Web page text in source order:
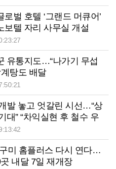
로벌 호텔 ‘그랜드 머큐어’
텔 자리 사무실 개설
유통지도…“나가기 무섭
탕도 배달
발 놓고 엇갈린 시선…“상
대” “차익실현 후 철수 우
구미 홈플러스 다시 연다…
내달 7일 재개장